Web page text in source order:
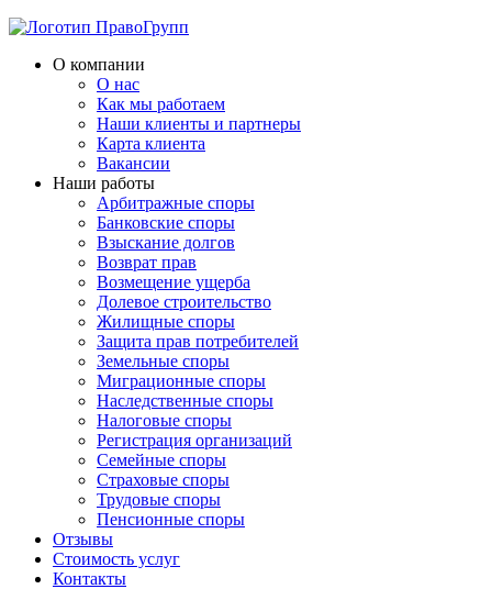
О компании
О нас
Как мы работаем
Наши клиенты и партнеры
Карта клиента
Вакансии
Наши работы
Арбитражные споры
Банковские споры
Взыскание долгов
Возврат прав
Возмещение ущерба
Долевое строительство
Жилищные споры
Защита прав потребителей
Земельные споры
Миграционные споры
Наследственные споры
Налоговые споры
Регистрация организаций
Семейные споры
Страховые споры
Трудовые споры
Пенсионные споры
Отзывы
Стоимость услуг
Контакты